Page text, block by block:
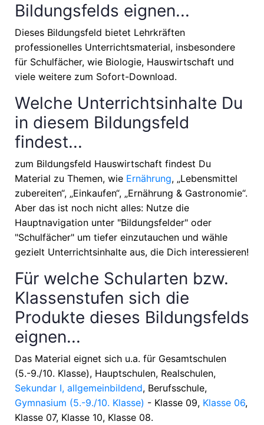
Bildungsfelds eignen...
Dieses Bildungsfeld bietet Lehrkräften
professionelles Unterrichtsmaterial, insbesondere
für Schulfächer, wie Biologie, Hauswirtschaft und
viele weitere zum Sofort-Download.
Welche Unterrichtsinhalte Du
in diesem Bildungsfeld
findest...
zum Bildungsfeld Hauswirtschaft findest Du
Material zu Themen, wie Ernährung, „Lebensmittel
zubereiten“, „Einkaufen“, „Ernährung & Gastronomie“.
Aber das ist noch nicht alles: Nutze die
Hauptnavigation unter "Bildungsfelder" oder
"Schulfächer" um tiefer einzutauchen und wähle
gezielt Unterrichtsinhalte aus, die Dich interessieren!
Für welche Schularten bzw.
Klassenstufen sich die
Produkte dieses Bildungsfelds
eignen...
Das Material eignet sich u.a. für Gesamtschulen
(5.-9./10. Klasse), Hauptschulen, Realschulen,
Sekundar I, allgemeinbildend, Berufsschule,
Gymnasium (5.-9./10. Klasse) - Klasse 09, Klasse 06,
Klasse 07, Klasse 10, Klasse 08.